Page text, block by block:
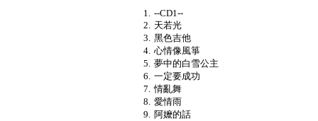
--CD1--
天若光
黑色吉他
心情像風箏
夢中的白雪公主
一定要成功
情亂舞
愛情雨
阿嬤的話